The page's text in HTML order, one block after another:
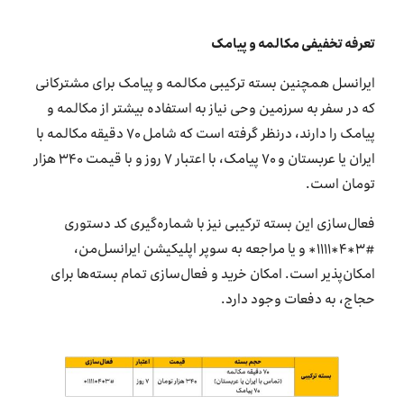
تعرفه تخفیفی مکالمه و پیامک
ایرانسل همچنین بسته ترکیبی مکالمه و پیامک برای مشترکانی
که در سفر به سرزمین وحی نیاز به استفاده بیشتر از مکالمه و
پیامک را دارند، درنظر گرفته است که شامل ۷۰ دقیقه مکالمه با
ایران یا عربستان و ۷۰ پیامک، با اعتبار ۷ روز و با قیمت ۳۴۰ هزار
تومان است.
فعال‌سازی این بسته ترکیبی نیز با شماره‌گیری کد دستوری
#۳*۴*۱۱۱۱* و یا مراجعه به سوپر اپلیکیشن ایرانسل‌من،
امکان‌پذیر است. امکان خرید و فعال‌سازی تمام بسته‌ها برای
حجاج، به دفعات وجود دارد.